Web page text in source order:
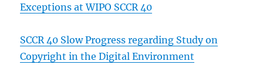
Exceptions at WIPO SCCR 40
SCCR 40 Slow Progress regarding Study on
Copyright in the Digital Environment